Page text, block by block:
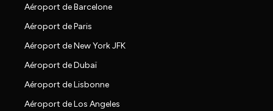
Aéroport de Barcelone
Aéroport de Paris
Aéroport de New York JFK
Aéroport de Dubaï
Aéroport de Lisbonne
Aéroport de Los Angeles